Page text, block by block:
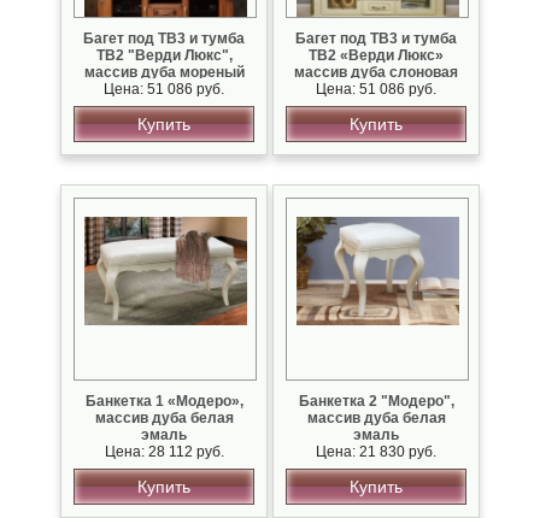
Багет под ТВ3 и тумба
ТВ2 "Верди Люкс",
массив дуба мореный
Цена: 51 086 руб.
Купить
Багет под ТВ3 и тумба
ТВ2 «Верди Люкс»
массив дуба слоновая
кость с патиной
Цена: 51 086 руб.
Купить
Банкетка 1 «Модеро»,
массив дуба белая
эмаль
Цена: 28 112 руб.
Купить
Банкетка 2 "Модеро",
массив дуба белая
эмаль
Цена: 21 830 руб.
Купить